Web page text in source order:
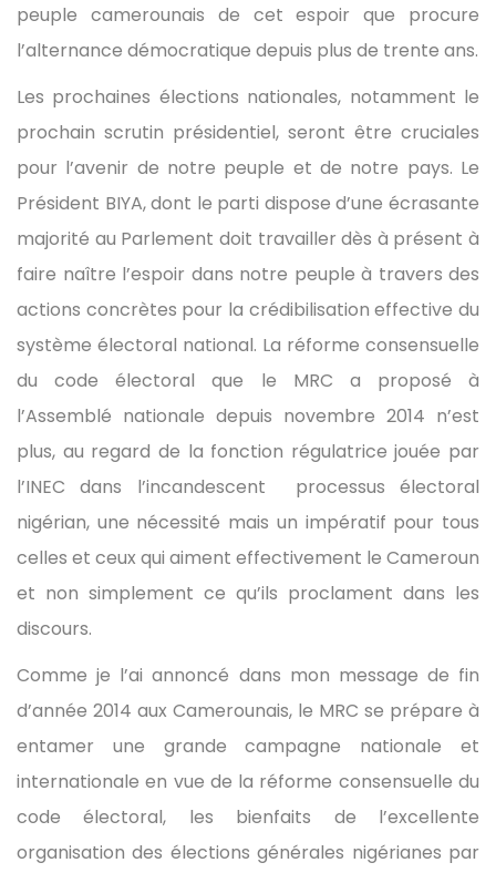
peuple camerounais de cet espoir que procure
l’alternance démocratique depuis plus de trente ans.
Les prochaines élections nationales, notamment le
prochain scrutin présidentiel, seront être cruciales
pour l’avenir de notre peuple et de notre pays. Le
Président BIYA, dont le parti dispose d’une écrasante
majorité au Parlement doit travailler dès à présent à
faire naître l’espoir dans notre peuple à travers des
actions concrètes pour la crédibilisation effective du
système électoral national. La réforme consensuelle
du code électoral que le MRC a proposé à
l’Assemblé nationale depuis novembre 2014 n’est
plus, au regard de la fonction régulatrice jouée par
l’INEC dans l’incandescent processus électoral
nigérian, une nécessité mais un impératif pour tous
celles et ceux qui aiment effectivement le Cameroun
et non simplement ce qu’ils proclament dans les
discours.
Comme je l’ai annoncé dans mon message de fin
d’année 2014 aux Camerounais, le MRC se prépare à
entamer une grande campagne nationale et
internationale en vue de la réforme consensuelle du
code électoral, les bienfaits de l’excellente
organisation des élections générales nigérianes par